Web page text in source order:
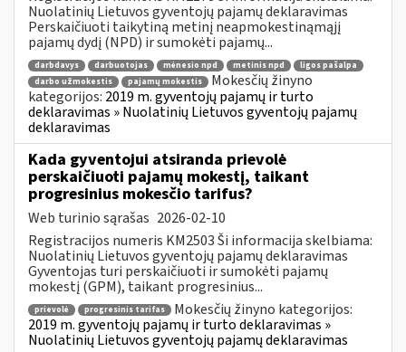
Nuolatinių Lietuvos gyventojų pajamų deklaravimas
Perskaičiuoti taikytiną metinį neapmokestinąmąjį
pajamų dydį (NPD) ir sumokėti pajamų...
darbdavys darbuotojas mėnesio npd metinis npd
ligos pašalpa
darbo užmokestis
pajamų mokestis
Mokesčių žinyno
kategorijos: 2019 m. gyventojų pajamų ir turto
deklaravimas » Nuolatinių Lietuvos gyventojų pajamų
deklaravimas
Kada gyventojui atsiranda prievolė
perskaičiuoti pajamų mokestį, taikant
progresinius mokesčio tarifus?
Web turinio sąrašas 2026-02-10
Registracijos numeris KM2503 Ši informacija skelbiama:
Nuolatinių Lietuvos gyventojų pajamų deklaravimas
Gyventojas turi perskaičiuoti ir sumokėti pajamų
mokestį (GPM), taikant progresinius...
prievolė progresinis tarifas
Mokesčių žinyno kategorijos:
2019 m. gyventojų pajamų ir turto deklaravimas »
Nuolatinių Lietuvos gyventojų pajamų deklaravimas